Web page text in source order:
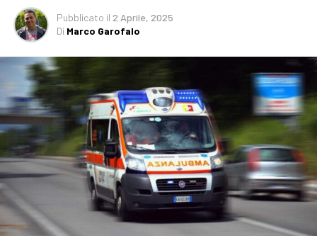
Pubblicato il 2 Aprile, 2025
Di Marco Garofalo